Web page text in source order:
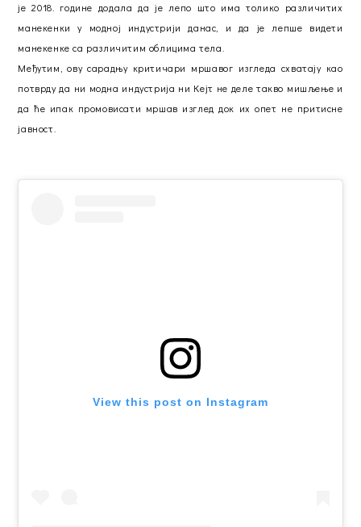
је 2018. године додала да је лепо што има толико различитих
манекенки у модној индустрији данас, и да је лепше видети
манекенке са различитим облицима тела.
Међутим, ову сарадњу критичари мршавог изгледа схватају као
потврду да ни модна индустрија ни Кејт не деле такво мишљење и
да ће ипак промовисати мршав изглед док их опет не притисне
јавност.
View this post on Instagram